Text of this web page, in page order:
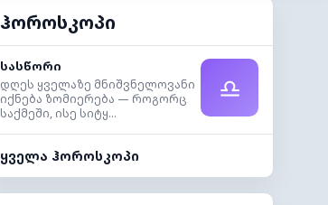
ჰოროსკოპი
სასწორი
დღეს ყველაზე მნიშვნელოვანი
იქნება ზომიერება — როგორც
საქმეში, ისე სიტყ...
♎
ყველა ჰოროსკოპი